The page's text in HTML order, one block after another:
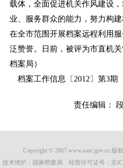
载体，全面促进机关作风建设
业、服务群众的能力，努力构
在全市范围开展档案远程利用
泛赞誉。日前，被评为市直机
档案局）
档案工作信息〔2012〕第3期
责任编辑：
Copyright © 2007 www.saac.gov.cn
技术维护：国家档案局 经营许可证号： 京